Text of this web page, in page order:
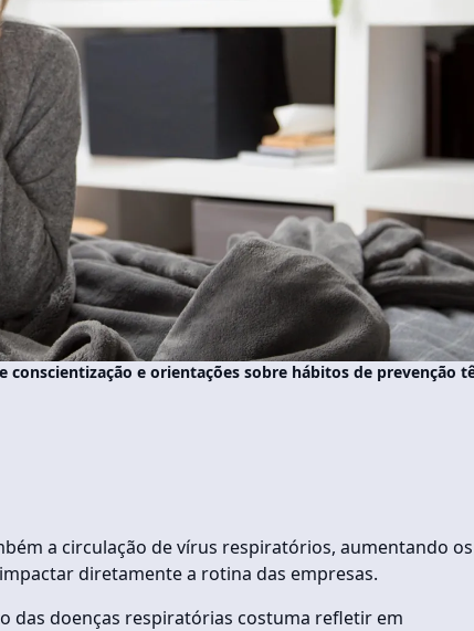
e orientações sobre hábitos de prevenção
a circulação de vírus respiratórios, aumentando os
diretamente a rotina das empresas.
das doenças respiratórias costuma refletir em